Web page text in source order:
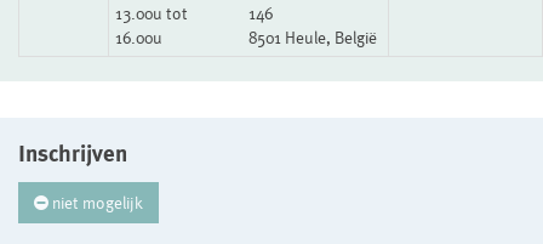
13.00u tot
16.00u
146
8501 Heule, België
Inschrijven
niet mogelijk